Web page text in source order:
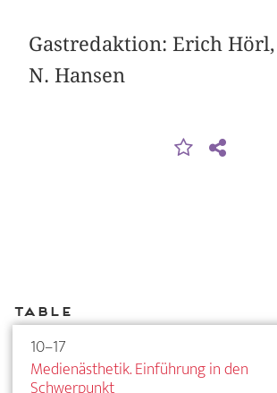
Gastredaktion: Erich
N. Hansen
Table
10–17
Medienästhetik. Einführung in den